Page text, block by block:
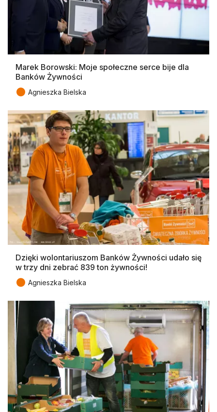
Marek Borowski: Moje społeczne serce bije dla
Banków Żywności
● Agnieszka Bielska
Dzięki wolontariuszom Banków Żywności udało się
w trzy dni zebrać 839 ton żywności!
● Agnieszka Bielska